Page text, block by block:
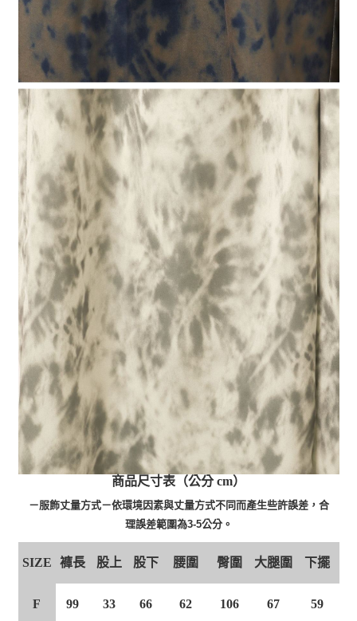
商品尺寸表（公分 cm）
－服飾丈量方式－依環境因素與丈量方式不同而產生些許誤差，合
理誤差範圍為3-5公分。
SIZE 褲長 股上 股下 腰圍 臀圍 大腿圍 下擺
F 99 33 66 62 106 67 59